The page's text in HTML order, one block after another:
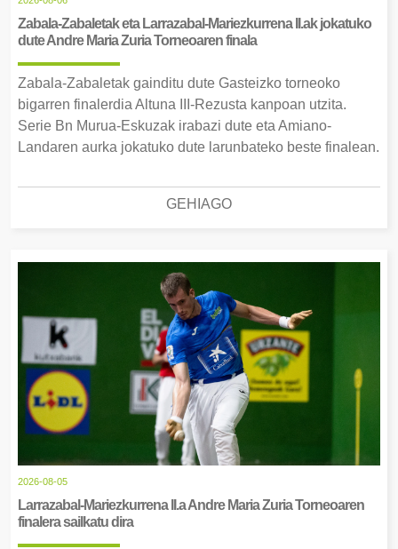
Zabala-Zabaletak eta Larrazabal-Mariezkurrena II.ak jokatuko
dute Andre Maria Zuria Torneoaren finala
Zabala-Zabaletak gainditu dute Gasteizko torneoko
bigarren finalerdia Altuna III-Rezusta kanpoan utzita.
Serie Bn Murua-Eskuzak irabazi dute eta Amiano-
Landaren aurka jokatuko dute larunbateko beste finalean.
GEHIAGO
2026-08-05
Larrazabal-Mariezkurrena II.a Andre Maria Zuria Torneoaren
finalera sailkatu dira